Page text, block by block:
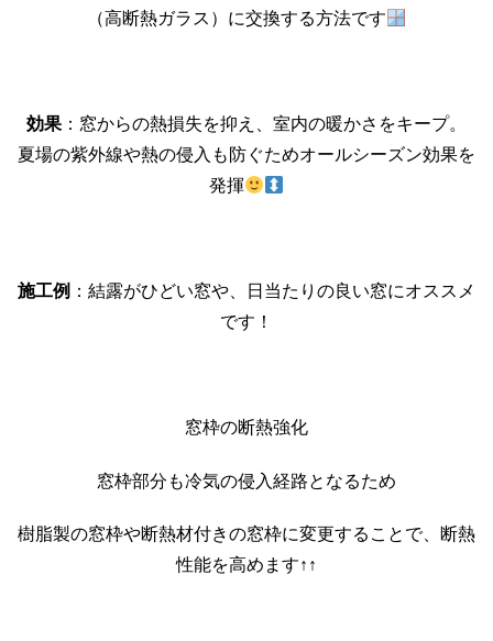
（高断熱ガラス）に交換する方法です
効果 ：窓からの熱損失を抑え、室内の暖かさをキープ。
夏場の紫外線や熱の侵入も防ぐためオールシーズン効果を
発揮
施工例 ：結露がひどい窓や、日当たりの良い窓にオススメ
です！
窓枠の断熱強化
窓枠部分も冷気の侵入経路となるため
樹脂製の窓枠や断熱材付きの窓枠に変更することで、断熱
性能を高めます↑↑